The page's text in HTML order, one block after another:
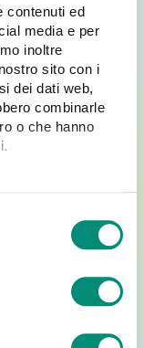
contenuti ed
media e per
inoltre
sito con i
dei dati web,
combinarle
o che hanno
Rate)
ci permette
di disiscriversi
riesame di ogni
Marketing,per
disiscrizione